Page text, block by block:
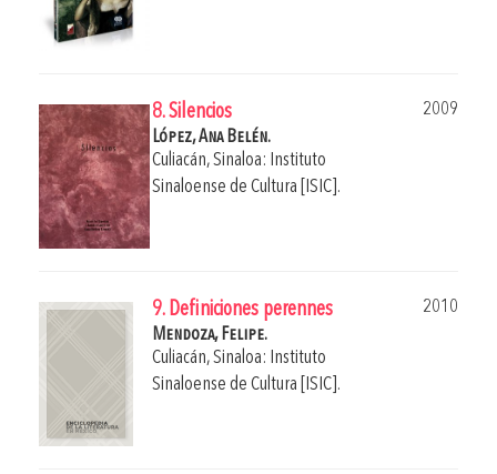
8. Silencios
2009
López, Ana Belén.
Culiacán, Sinaloa: Instituto
Sinaloense de Cultura [ISIC].
9. Definiciones perennes
2010
Mendoza, Felipe.
Culiacán, Sinaloa: Instituto
Sinaloense de Cultura [ISIC].